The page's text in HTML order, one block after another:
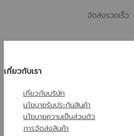
จัดส่งรวดเร็ว
เกี่ยวกับเรา
เกี่ยวกับบริษัท
นโยบายรับประกันสินค้า
นโยบายความเป็นส่วนตัว
การจัดส่งสินค้า